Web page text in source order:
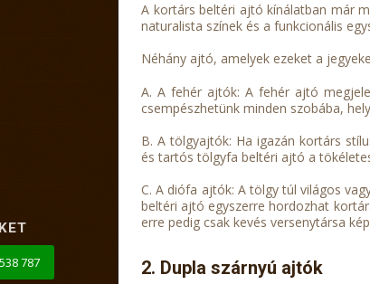
787
A kortárs beltéri ajtó kínálatban már
naturalista színek és a funkcionális
Néhány ajtó, amelyek ezeket a
A. A fehér ajtók: A fehér ajtó
csempészhetünk minden szobába,
B. A tölgyajtók: Ha igazán kortárs
és tartós tölgyfa beltéri ajtó a
C. A diófa ajtók: A tölgy túl világos
beltéri ajtó egyszerre hordozhat
erre pedig csak kevés versenytársa
2. Dupla szárnyú ajtók